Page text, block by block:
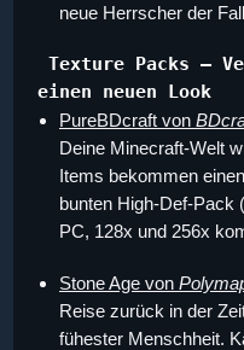
neue Herrscher der
Texture Packs –
einen neuen Look
PureBDcraft von
Deine Minecraft-Welt
Items bekommen
bunten High-Def-Pack
PC, 128x und 256x
Stone Age von
Reise zurück in der
fühester Menschheit.